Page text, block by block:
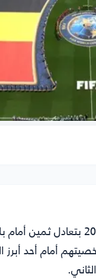
أمام أحد أبرز